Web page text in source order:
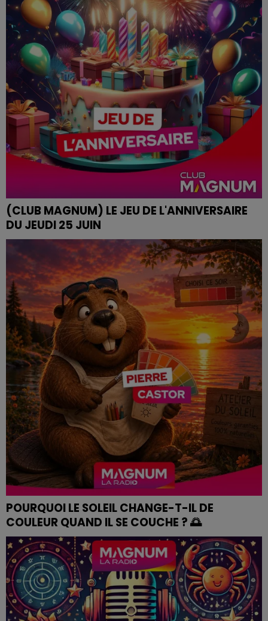
(CLUB MAGNUM) LE JEU DE L'ANNIVERSAIRE
DU JEUDI 25 JUIN
Retrouvez le Jeu de l'Anniversaire chaque matin à
09h35 dans Club Magnum
POURQUOI LE SOLEIL CHANGE-T-IL DE
COULEUR QUAND IL SE COUCHE ? 🌅
Pierre CASTOR 25.06.2026